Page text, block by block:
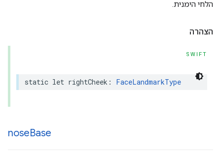
הלחי הימנית.
הצהרה
SWIFT
static let rightCheek : FaceLandmarkType
noseBase